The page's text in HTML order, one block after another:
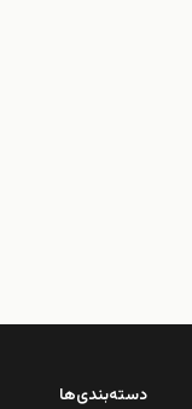
دسته‌بندی‌ها